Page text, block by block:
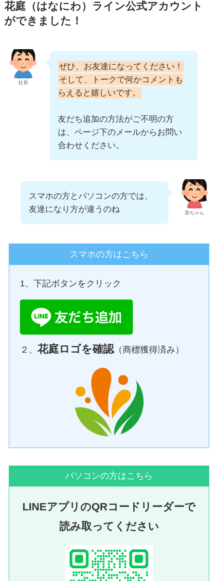
花庭（はなにわ）ライン公式アカウント
ができました！
社長
ぜひ、お友達になってください！
そして、トークで何かコメントも
らえると嬉しいです。
友だち追加の方法がご不明の方
は、ページ下のメールからお問い
合わせください。
彩ちゃん
スマホの方とパソコンの方では、
友達になり方が違うのね
スマホの方はこちら
1、下記ボタンをクリック
２、花庭ロゴを確認（商標獲得済み）
パソコンの方はこちら
LINEアプリのQRコードリーダーで
読み取ってください